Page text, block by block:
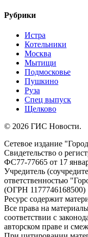
Рубрики
Истра
Котельники
Москва
Мытищи
Подмосковье
Пушкино
Руза
Спец выпуск
Щелково
© 2026 ГИС Новости.
Сетевое издание
Свидетельство о
ФС77-77665 от 17
Учредитель
ответственностью
(ОГРН 1177746168500)
Ресурс содержит
Все права на
соответствии с
авторском праве и